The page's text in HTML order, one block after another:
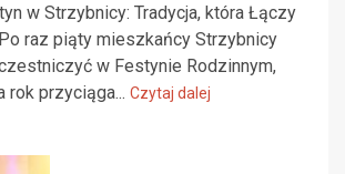
w Strzybnicy: Tradycja, która Łączy
raz piąty mieszkańcy Strzybnicy
w Festynie Rodzinnym,
rok przyciąga... Czytaj dalej